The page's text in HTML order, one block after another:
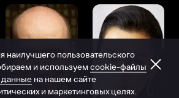
наилучшего пользовательского
и используем cookie-файлы
данные на нашем сайте
и маркетинговых целях.